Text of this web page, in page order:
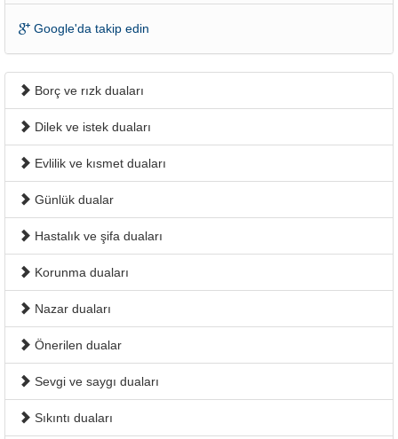
Google'da takip edin
Borç ve rızk duaları
Dilek ve istek duaları
Evlilik ve kısmet duaları
Günlük dualar
Hastalık ve şifa duaları
Korunma duaları
Nazar duaları
Önerilen dualar
Sevgi ve saygı duaları
Sıkıntı duaları